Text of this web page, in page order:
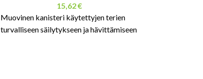
15,62€
Muovinen kanisteri käytettyjen terien
turvalliseen säilytykseen ja hävittämiseen